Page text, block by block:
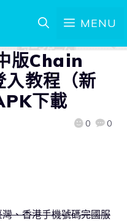
MENU
版Chain
教程（新
下載
0 0
灣、香港手機號碼完國服